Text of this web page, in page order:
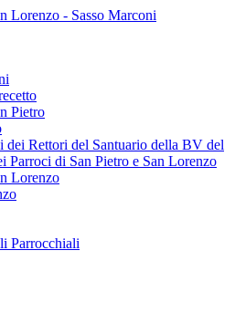
Lorenzo - Sasso Marconi
Pietro
dei Rettori del Santuario della BV del
Parroci di San Pietro e San Lorenzo
Lorenzo
Parrocchiali